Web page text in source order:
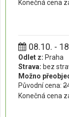
Konečná cena
08.10. -
Odlet z: Praha
Strava: bez
Možno
Původní cena:
Konečná cena